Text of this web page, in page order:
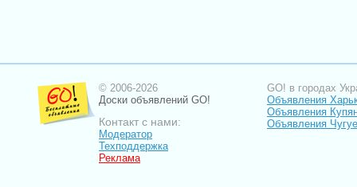
© 2006-2026
Доски объявлений GO!
Контакт с нами:
Модератор
Техподдержка
Реклама
GO! в городах
Объявления
Объявления
Объявления